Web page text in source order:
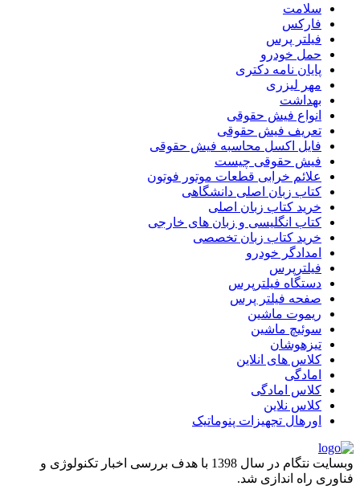
سلامت
فارکس
فیلتر پرس
حمل خودرو
پایان نامه دکتری
مهر لیزری
بهداشت
انواع فیش حقوقی
تعریف فیش حقوقی
فایل اکسل محاسبه فیش حقوقی
فیش حقوقی چیست
علائم خرابی قطعات موتور فوتون
کتاب زبان اصلی دانشگاهی
خرید کتاب زبان اصلی
کتاب انگلیسی و زبان های خارجی
خرید کتاب زبان تخصصی
امدادگر خودرو
فیلترپرس
دستگاه فیلترپرس
صفحه فیلتر پرس
ریموت ماشین
سوئیچ ماشین
تیزهوشان
کلاس های انلاین
امادگی
کلاس امادگی
کلاس نلاین
اورهال تجهیزات پنوماتیک
وبسایت نتگام در سال 1398 با هدف بررسی اخبار تکنولوژی و
فناوری راه اندازی شد.